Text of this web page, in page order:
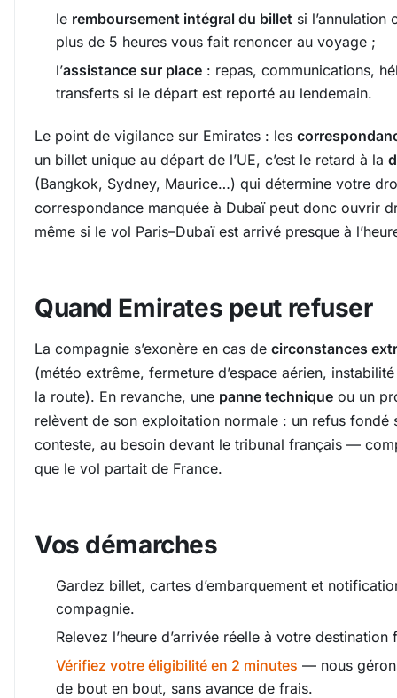
le remboursement intégral du billet si l’annulation
plus de 5 heures vous fait renoncer au voyage ;
l’assistance sur place : repas, communications,
transferts si le départ est reporté au lendemain.
Le point de vigilance sur Emirates : les
un billet unique au départ de l’UE, c’est le retard à la
(Bangkok, Sydney, Maurice…) qui détermine votre
correspondance manquée à Dubaï peut donc ouvrir
même si le vol Paris–Dubaï est arrivé presque à
Quand Emirates peut refuser
La compagnie s’exonère en cas de circonstances
(météo extrême, fermeture d’espace aérien,
la route). En revanche, une panne technique ou un
relèvent de son exploitation normale : un refus fondé
conteste, au besoin devant le tribunal français —
que le vol partait de France.
Vos démarches
Gardez billet, cartes d’embarquement et
compagnie.
Relevez l’heure d’arrivée réelle à votre destination
Vérifiez votre éligibilité en 2 minutes — nous
de bout en bout, sans avance de frais.